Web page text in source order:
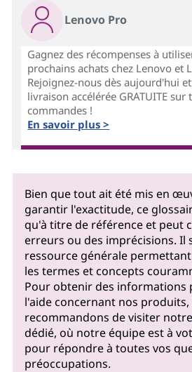
Lenovo Pro
Gagnez des récompenses à
prochains achats chez Lenovo et
Rejoignez-nous dès aujourd'hui
livraison accélérée GRATUITE sur
commandes !
En savoir plus >
Bien que tout ait été mis en
garantir l'exactitude, ce
qu'à titre de référence et peut
erreurs ou des imprécisions. Il
ressource générale
les termes et concepts
Pour obtenir des informations
l'aide concernant nos produits,
recommandons de visiter
dédié, où notre équipe est à
pour répondre à toutes vos
préoccupations.